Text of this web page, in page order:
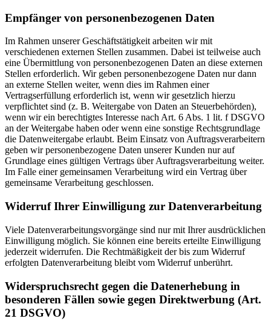
Empfänger von personenbezogenen Daten
Im Rahmen unserer Geschäftstätigkeit arbeiten wir mit
verschiedenen externen Stellen zusammen. Dabei ist teilweise auch
eine Übermittlung von personenbezogenen Daten an diese externen
Stellen erforderlich. Wir geben personenbezogene Daten nur dann
an externe Stellen weiter, wenn dies im Rahmen einer
Vertragserfüllung erforderlich ist, wenn wir gesetzlich hierzu
verpflichtet sind (z. B. Weitergabe von Daten an Steuerbehörden),
wenn wir ein berechtigtes Interesse nach Art. 6 Abs. 1 lit. f DSGVO
an der Weitergabe haben oder wenn eine sonstige Rechtsgrundlage
die Datenweitergabe erlaubt. Beim Einsatz von Auftragsverarbeitern
geben wir personenbezogene Daten unserer Kunden nur auf
Grundlage eines gültigen Vertrags über Auftragsverarbeitung weiter.
Im Falle einer gemeinsamen Verarbeitung wird ein Vertrag über
gemeinsame Verarbeitung geschlossen.
Widerruf Ihrer Einwilligung zur Datenverarbeitung
Viele Datenverarbeitungsvorgänge sind nur mit Ihrer ausdrücklichen
Einwilligung möglich. Sie können eine bereits erteilte Einwilligung
jederzeit widerrufen. Die Rechtmäßigkeit der bis zum Widerruf
erfolgten Datenverarbeitung bleibt vom Widerruf unberührt.
Widerspruchsrecht gegen die Datenerhebung in
besonderen Fällen sowie gegen Direktwerbung (Art.
21 DSGVO)